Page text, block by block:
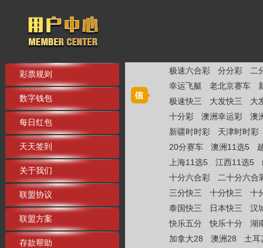
彩票规则
数字钱包
每日红包
天天签到
关于我们
联盟协议
联盟方案
存款帮助
极速六合彩 分分彩
二
幸运飞艇
老北京赛车
极速快三
大发快三
大
十分彩
澳洲幸运彩
澳
新疆时时彩
天津时时彩
20分赛车
澳洲11选5
上海11选5
江西11选5
十分六合彩
二十分六合
三分快三
十分快三
十
泰国快三
日本快三
汉
快乐五分
快乐十分
湖
加拿大28
澳洲28
土耳